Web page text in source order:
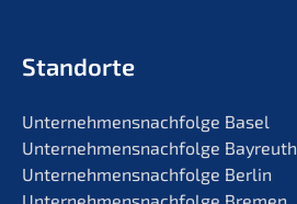
Standorte
Unternehmens­nachfolge Basel
Unternehmens­nachfolge Bayreuth
Unternehmens­nachfolge Berlin